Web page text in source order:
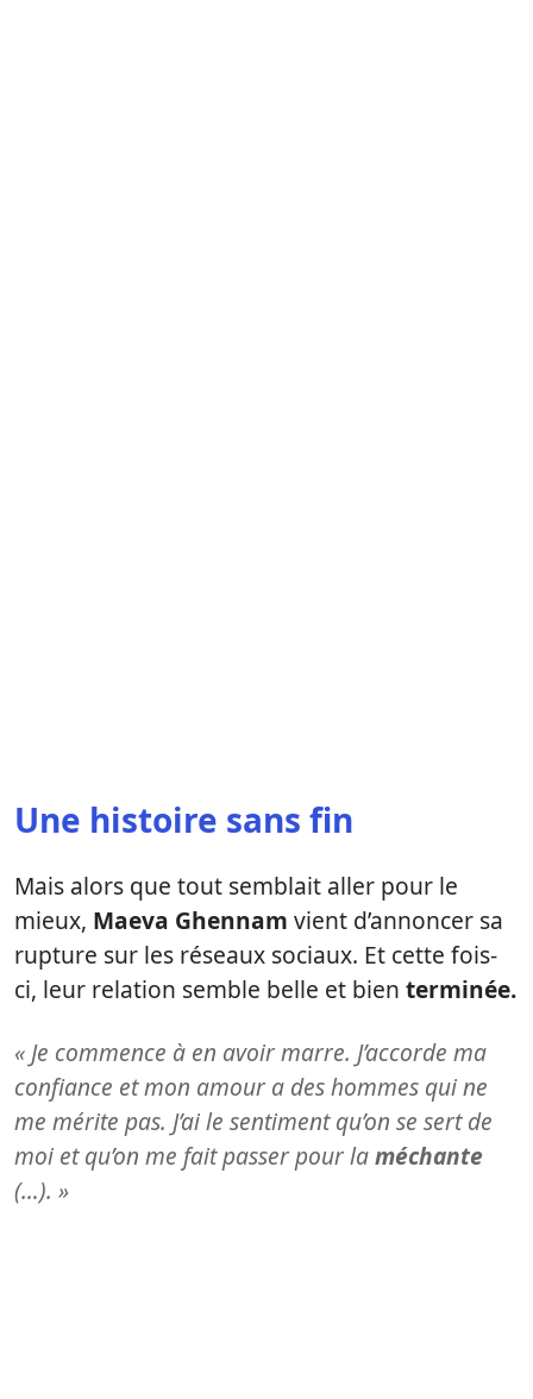
Une histoire sans fin
Mais alors que tout semblait aller pour le
mieux, Maeva Ghennam vient d’annoncer sa
rupture sur les réseaux sociaux. Et cette fois-
ci, leur relation semble belle et bien terminée.
« Je commence à en avoir marre. J’accorde ma
confiance et mon amour a des hommes qui ne
me mérite pas. J’ai le sentiment qu’on se sert de
moi et qu’on me fait passer pour laméchante
(…). »